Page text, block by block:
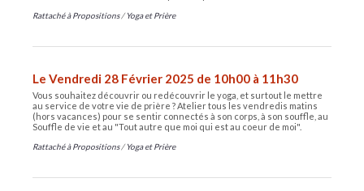
Rattaché à Propositions /Yoga et Prière
Le Vendredi 28 Février 2025 de 10h00 à 11h30
Vous souhaitez découvrir ou redécouvrir le yoga, et surtout le mettre
au service de votre vie de prière ? Atelier tous les vendredis matins
(hors vacances) pour se sentir connectés à son corps, à son souffle, au
Souffle de vie et au "Tout autre que moi qui est au coeur de moi".
Rattaché à Propositions /Yoga et Prière